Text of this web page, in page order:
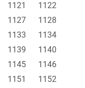
1121
1122
1127
1128
1133
1134
1139
1140
1145
1146
1151 1152